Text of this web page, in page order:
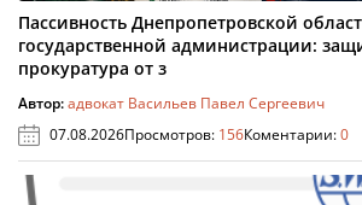
Пассивность Днепропетровской
государственной администрации:
прокуратура от з
Автор:адвокат Васильев Павел Сергеевич
07.08.2026Просмотров: 156Коментарии:0